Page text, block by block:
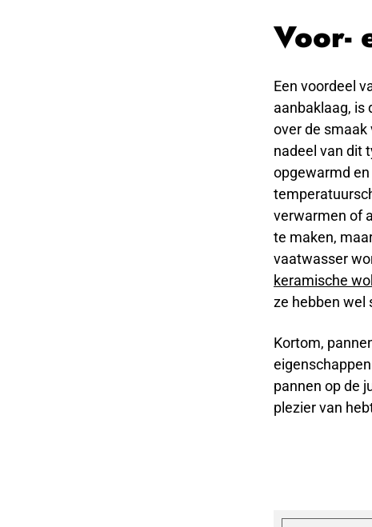
Voor-
Een voordeel
aanbaklaag, is
over de smaak
nadeel van dit
opgewarmd
verwarmen of
te maken,
vaatwasser
keramische
ze hebben wel
Kortom,
pannen op de
plezier van